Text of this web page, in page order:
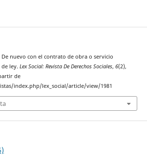
De nuevo con el contrato de obra o servicio
ley. Lex Social: Revista De Derechos Sociales, 6(2),
de
index.php/lex_social/article/view/1981